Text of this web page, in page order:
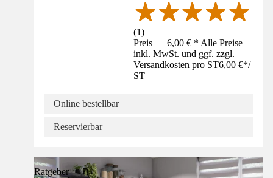
(1)
Preis — 6,00 € * Alle Preise
inkl. MwSt. und ggf. zzgl.
Versandkosten pro ST6,00 €*/
ST
Online bestellbar
Reservierbar
Ratgeber